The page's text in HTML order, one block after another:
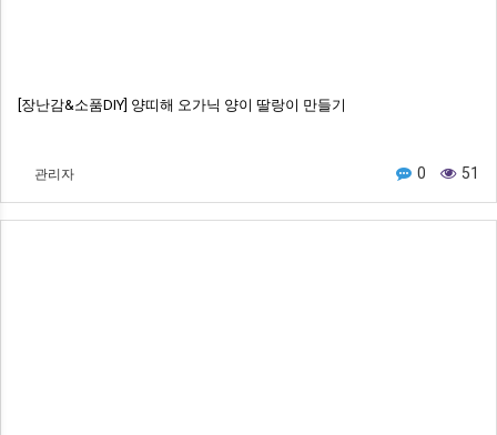
[장난감&소품DIY] 양띠해 오가닉 양이 딸랑이 만들기
관리자 0 51